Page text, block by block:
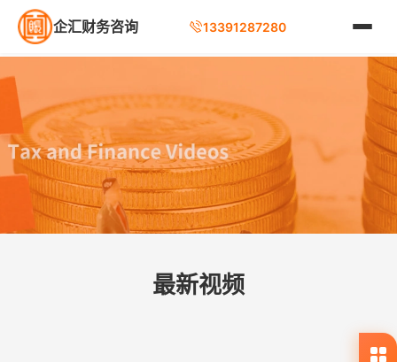
企汇财务咨询 13391287280
最新视频